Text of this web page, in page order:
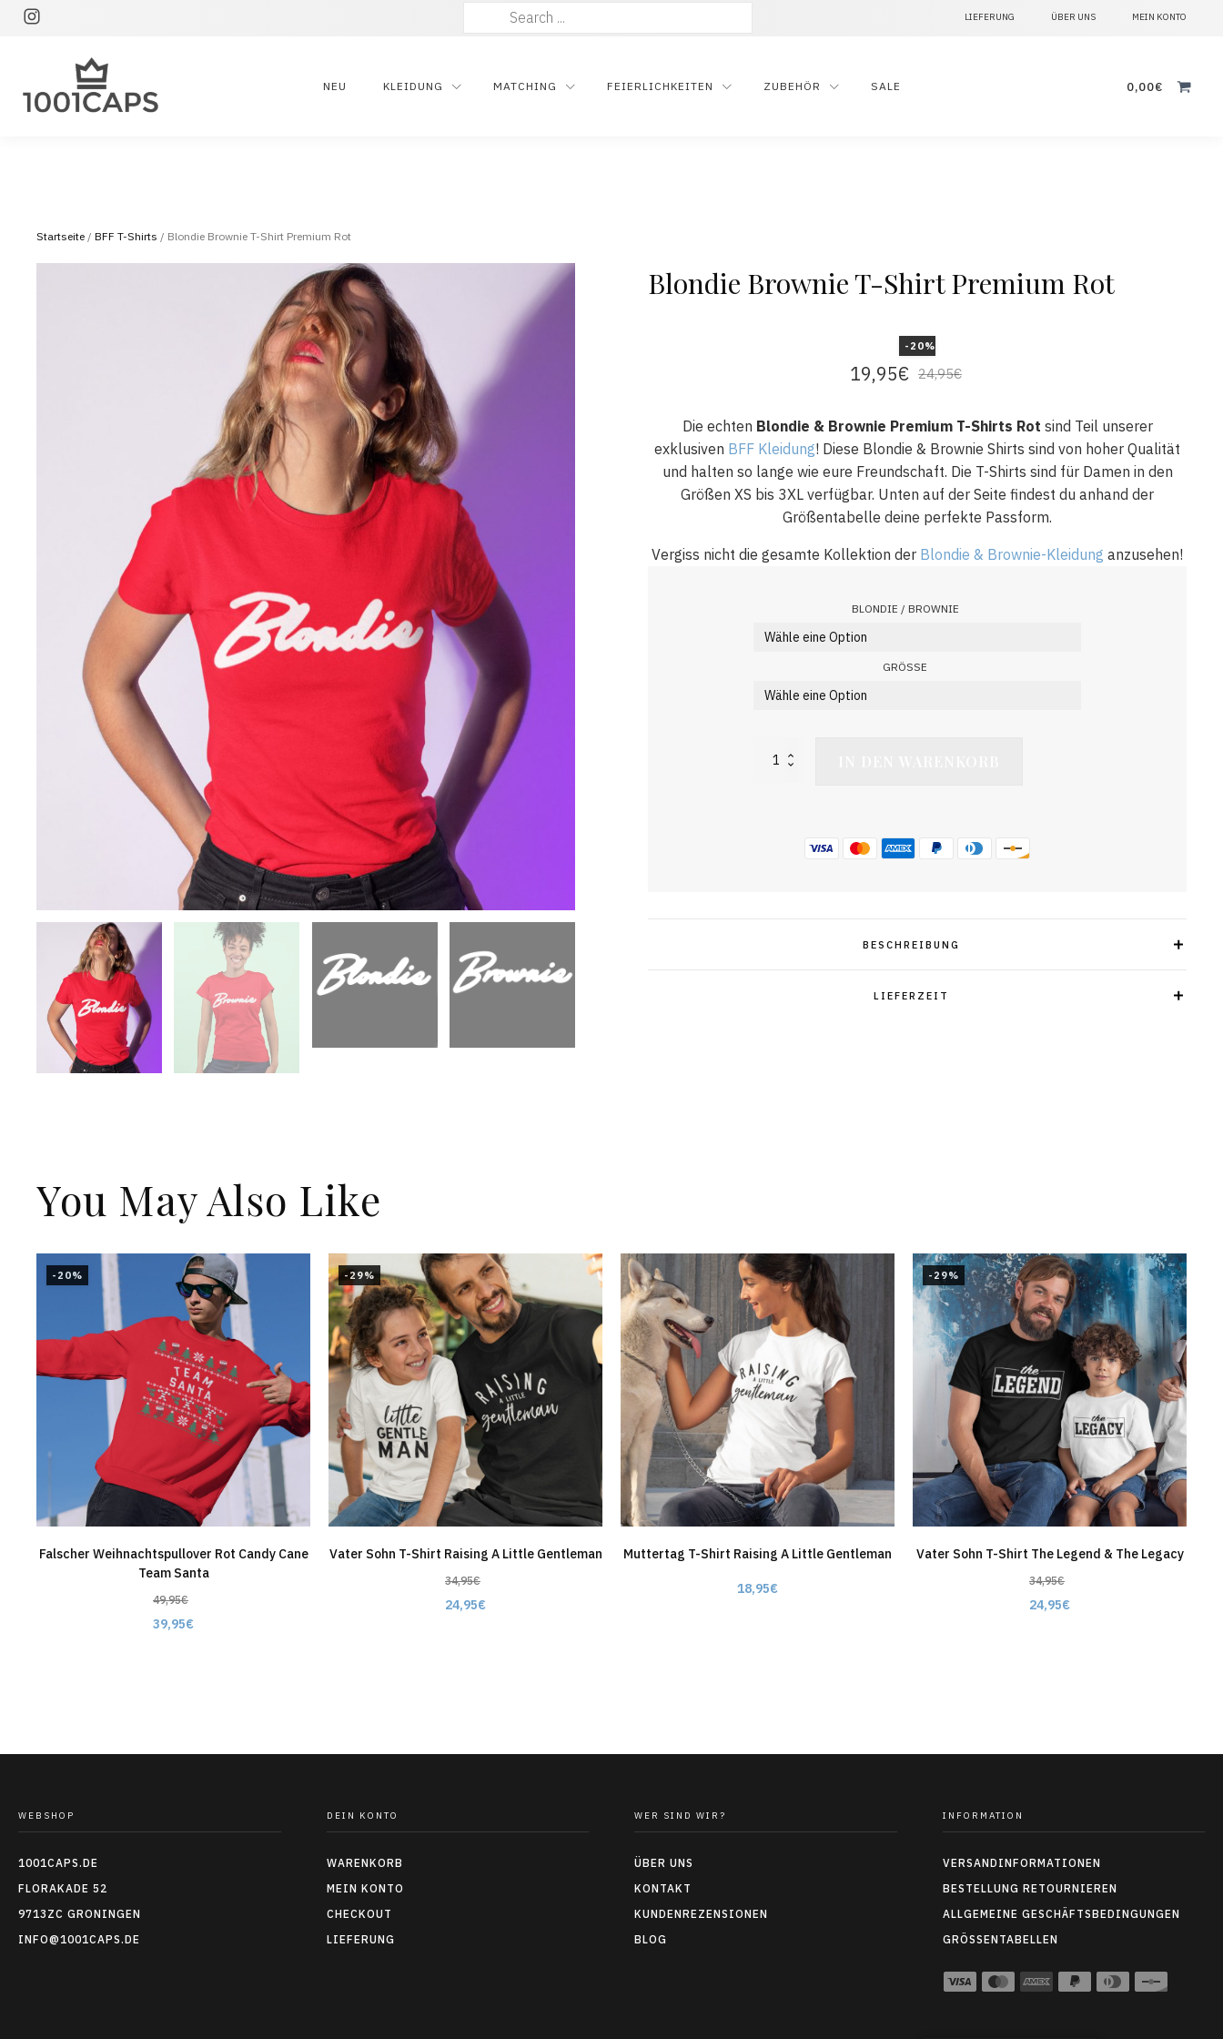
LIEFERUNG ÜBER UNS MEIN KONTO
NEU KLEIDUNG MATCHING FEIERLICHKEITEN ZUBEHÖR SALE
nach:
0,00€
Startseite / BFF T-Shirts / Blondie Brownie T-Shirt Premium Rot
Blondie Brownie T-Shirt Premium Rot
-20%
24,95€
19,95€
Die echten Blondie & Brownie Premium T-Shirts Rot sind Teil unserer
exklusiven BFF Kleidung! Diese Blondie & Brownie Shirts sind von hoher Qualität
und halten so lange wie eure Freundschaft. Die T-Shirts sind für Damen in den
Größen XS bis 3XL verfügbar. Unten auf der Seite findest du anhand der
Größentabelle deine perfekte Passform.
Vergiss nicht die gesamte Kollektion der Blondie & Brownie-Kleidung anzusehen!
BLONDIE / BROWNIE
GRÖSSE
Blondie
Brownie
BESCHREIBUNG
LIEFERZEIT
You May Also Like
-20%
Falscher Weihnachtspullover Rot Candy Cane
Team Santa
49,95€
39,95€
-29%
Vater Sohn T-Shirt Raising A Little Gentleman
34,95€
24,95€
Muttertag T-Shirt Raising A Little Gentleman
18,95€
-29%
Vater Sohn T-Shirt The Legend & The Legacy
34,95€
24,95€
WEBSHOP
1001CAPS.DE
FLORAKADE 52
9713ZC GRONINGEN
INFO@1001CAPS.DE
DEIN KONTO
WARENKORB
MEIN KONTO
CHECKOUT
LIEFERUNG
WER SIND WIR?
ÜBER UNS
KONTAKT
KUNDENREZENSIONEN
BLOG
INFORMATION
VERSANDINFORMATIONEN
BESTELLUNG RETOURNIEREN
ALLGEMEINE GESCHÄFTSBEDINGUNGEN
GRÖSSENTABELLEN